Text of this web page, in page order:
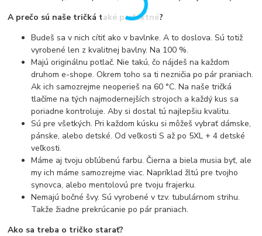
A prečo sú naše tričká také perfektné?
Budeš sa v nich cítiť ako v bavlnke. A to doslova. Sú totiž
vyrobené len z kvalitnej bavlny. Na 100 %.
Majú originálnu potlač. Nie takú, čo nájdeš na každom
druhom e-shope. Okrem toho sa ti nezničia po pár praniach.
Ak ich samozrejme neoperieš na 60 °C. Na naše tričká
tlačíme na tých najmodernejších strojoch a každý kus sa
poriadne kontroluje. Aby si dostal tú najlepšiu kvalitu.
Sú pre všetkých. Pri každom kúsku si môžeš vybrať dámske,
pánske, alebo detské. Od veľkosti S až po 5XL + 4 detské
veľkosti.
Máme aj tvoju obľúbenú farbu. Čierna a biela musia byť, ale
my ich máme samozrejme viac. Napríklad žltú pre tvojho
synovca, alebo mentolovú pre tvoju frajerku.
Nemajú bočné švy. Sú vyrobené v tzv. tubulárnom strihu.
Takže žiadne prekrúcanie po pár praniach.
Ako sa treba o tričko starať?